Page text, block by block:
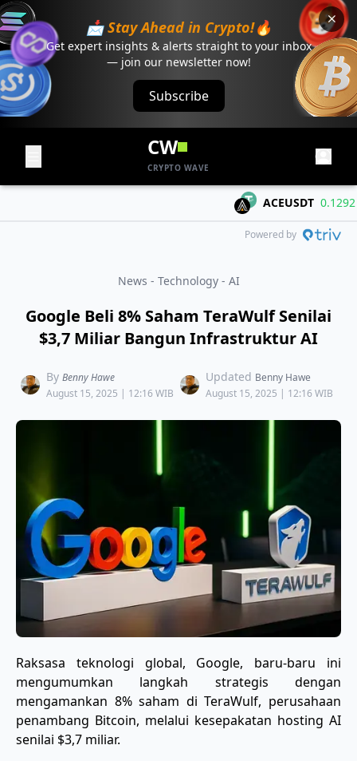
📩 Stay Ahead in Crypto!🔥
Get expert insights & alerts straight to your inbox
— join our newsletter now!
Subscribe
CW
CRYPTO WAVE
ACEUSDT 0.1292
Powered by
News - Technology - AI
Google Beli 8% Saham TeraWulf Senilai
$3,7 Miliar Bangun Infrastruktur AI
By Benny Hawe
August 15, 2025 | 12:16 WIB
Updated Benny Hawe
August 15, 2025 | 12:16 WIB
Raksasa teknologi global, Google, baru-baru ini
mengumumkan langkah strategis dengan
mengamankan 8% saham di TeraWulf, perusahaan
penambang Bitcoin, melalui kesepakatan hosting AI
senilai $3,7 miliar.